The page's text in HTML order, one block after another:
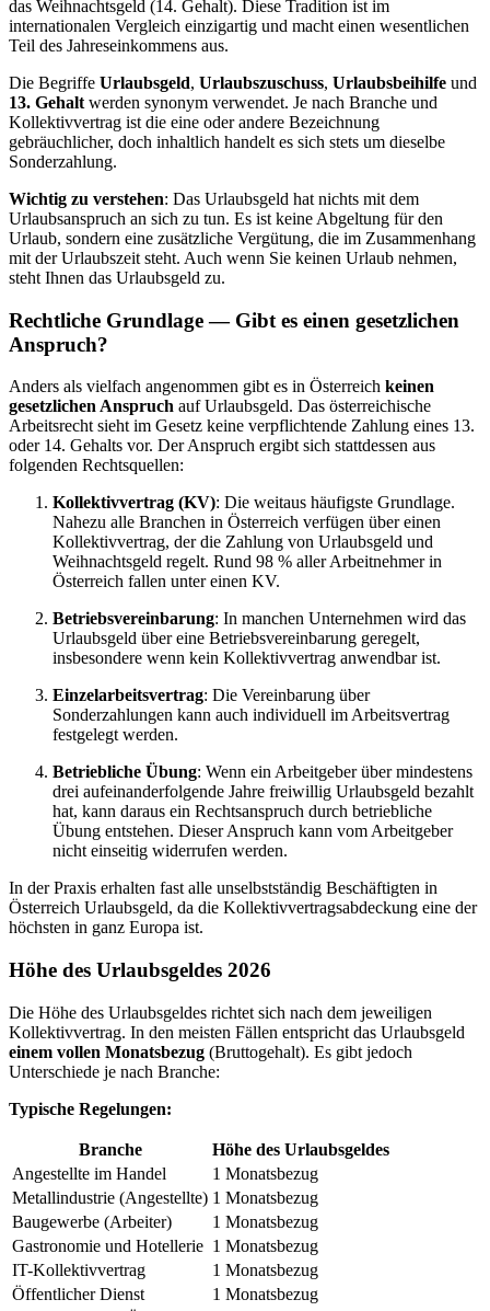
das Weihnachtsgeld (14. Gehalt). Diese Tradition ist im
internationalen Vergleich einzigartig und macht einen wesentlichen
Teil des Jahreseinkommens aus.
Die Begriffe Urlaubsgeld, Urlaubszuschuss, Urlaubsbeihilfe und
13. Gehalt werden synonym verwendet. Je nach Branche und
Kollektivvertrag ist die eine oder andere Bezeichnung
gebräuchlicher, doch inhaltlich handelt es sich stets um dieselbe
Sonderzahlung.
Wichtig zu verstehen: Das Urlaubsgeld hat nichts mit dem
Urlaubsanspruch an sich zu tun. Es ist keine Abgeltung für den
Urlaub, sondern eine zusätzliche Vergütung, die im Zusammenhang
mit der Urlaubszeit steht. Auch wenn Sie keinen Urlaub nehmen,
steht Ihnen das Urlaubsgeld zu.
Rechtliche Grundlage — Gibt es einen gesetzlichen
Anspruch?
Anders als vielfach angenommen gibt es in Österreich keinen
gesetzlichen Anspruch auf Urlaubsgeld. Das österreichische
Arbeitsrecht sieht im Gesetz keine verpflichtende Zahlung eines 13.
oder 14. Gehalts vor. Der Anspruch ergibt sich stattdessen aus
folgenden Rechtsquellen:
Kollektivvertrag (KV): Die weitaus häufigste Grundlage.
Nahezu alle Branchen in Österreich verfügen über einen
Kollektivvertrag, der die Zahlung von Urlaubsgeld und
Weihnachtsgeld regelt. Rund 98 % aller Arbeitnehmer in
Österreich fallen unter einen KV.
Betriebsvereinbarung: In manchen Unternehmen wird das
Urlaubsgeld über eine Betriebsvereinbarung geregelt,
insbesondere wenn kein Kollektivvertrag anwendbar ist.
Einzelarbeitsvertrag: Die Vereinbarung über
Sonderzahlungen kann auch individuell im Arbeitsvertrag
festgelegt werden.
Betriebliche Übung: Wenn ein Arbeitgeber über mindestens
drei aufeinanderfolgende Jahre freiwillig Urlaubsgeld bezahlt
hat, kann daraus ein Rechtsanspruch durch betriebliche
Übung entstehen. Dieser Anspruch kann vom Arbeitgeber
nicht einseitig widerrufen werden.
In der Praxis erhalten fast alle unselbstständig Beschäftigten in
Österreich Urlaubsgeld, da die Kollektivvertragsabdeckung eine der
höchsten in ganz Europa ist.
Höhe des Urlaubsgeldes 2026
Die Höhe des Urlaubsgeldes richtet sich nach dem jeweiligen
Kollektivvertrag. In den meisten Fällen entspricht das Urlaubsgeld
einem vollen Monatsbezug (Bruttogehalt). Es gibt jedoch
Unterschiede je nach Branche:
Typische Regelungen:
Branche
Höhe des Urlaubsgeldes
Angestellte im Handel
1 Monatsbezug
Metallindustrie (Angestellte) 1 Monatsbezug
Baugewerbe (Arbeiter)
1 Monatsbezug
Gastronomie und Hotellerie 1 Monatsbezug
IT-Kollektivvertrag
1 Monatsbezug
Öffentlicher Dienst
1 Monatsbezug